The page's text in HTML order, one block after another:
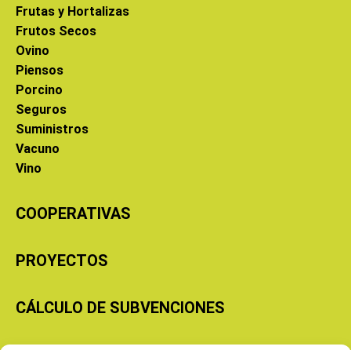
Frutas y Hortalizas
Frutos Secos
Ovino
Piensos
Porcino
Seguros
Suministros
Vacuno
Vino
COOPERATIVAS
PROYECTOS
CÁLCULO DE SUBVENCIONES